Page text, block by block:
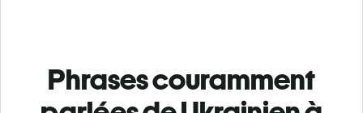
Phrases couramment